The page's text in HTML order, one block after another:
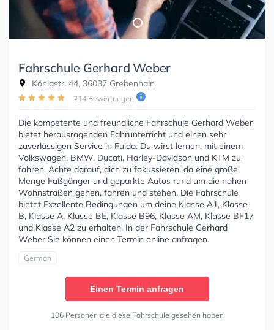
Fahrschule Gerhard Weber
Königstr. 44, 36037 Grebenhain
214 Bewertungen
Die kompetente und freundliche Fahrschule Gerhard Weber
bietet herausragenden Fahrunterricht und einen sehr
zuverlässigen Service in Fulda. Du wirst lernen, mit einem
Volkswagen, BMW, Ducati, Harley-Davidson und KTM zu
fahren. Achte darauf, dich zu fokussieren, da eine große
Menge Fußgänger und geparkte Autos rund um die nahen
Wohnstraßen gehen, fahren und stehen. Die Fahrschule
bietet Exzellente Bedingungen um deine Klasse A1, Klasse
B, Klasse A, Klasse BE, Klasse B96, Klasse AM, Klasse BF17
und Klasse A2 zu erhalten. In der Fahrschule Gerhard
Weber Sie können einen Termin online anfragen.
German
Einen Termin anfragen
106 Personen die diese Fahrschule gesehen haben